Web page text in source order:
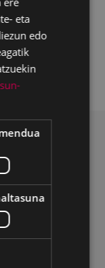
eta Udalari
ere, lan-
gero,
eta
edo